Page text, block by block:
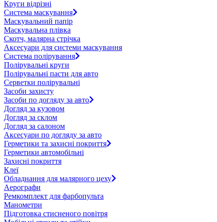
Круги відрізні
Система маскування
Маскувальний папір
Маскувальна плівка
Скотч, малярна стрічка
Аксесуари для системи маскування
Система полірування
Полірувальні круги
Полірувальні пасти для авто
Серветки полірувальні
Засоби захисту
Засоби по догляду за авто
Догляд за кузовом
Догляд за склом
Догляд за салоном
Аксесуари по догляду за авто
Герметики та захисні покриття
Герметики автомобільні
Захисні покриття
Клеї
Обладнання для малярного цеху
Аерографи
Ремкомплект для фарбопульта
Манометри
Підготовка стисненого повітря